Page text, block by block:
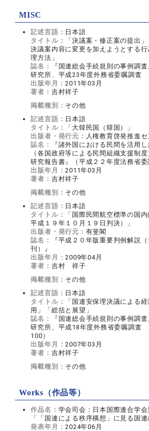
MISC
記述言語： 日本語
タイトル：
「決議案・修正案の提出
決議案内容に変更を加えようとする
理方法」
誌名：
『国連総会手続規則の事例調
研究所、平成23年度外務省委嘱調査
出版年月： 2011年03月
著者： 吉村祥子
掲載種別： その他
記述言語： 日本語
タイトル：
「大韓民国（韓国）」
出版者・発行元： 人権教育啓発推進セ
誌名：
『諸外国における民間を活用
（各国政府等による民間組織支援制
研究報告書』（平成２２年度法務省委
出版年月： 2011年03月
著者： 吉村祥子
掲載種別： その他
記述言語： 日本語
タイトル：
「国際民間航空標準の国
平成１９年１０月１９日判決）」
出版者・発行元： 有斐閣
誌名：
『平成２０年版重要判例解説
刊）』
出版年月： 2009年04月
著者： 吉村 祥子
掲載種別： その他
記述言語： 日本語
タイトル：
「国連安保理決議による
用」「総括と展望」
誌名：
『国連総会手続規則の事例調
研究所、平成18年度外務省委嘱調査
100）
出版年月： 2007年03月
著者： 吉村祥子
掲載種別： その他
Works（作品等）
作品名： 学会司会：日本国際連合学
「「国連による秩序構想」に見る国連
発表年月： 2024年06月